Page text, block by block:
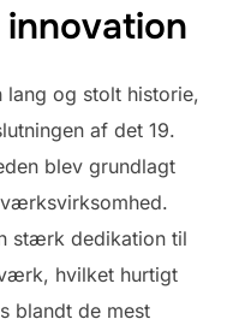
lang og stolt historie,
af det 19.
blev grundlagt
stærk dedikation til
hvilket hurtigt
blandt de mest